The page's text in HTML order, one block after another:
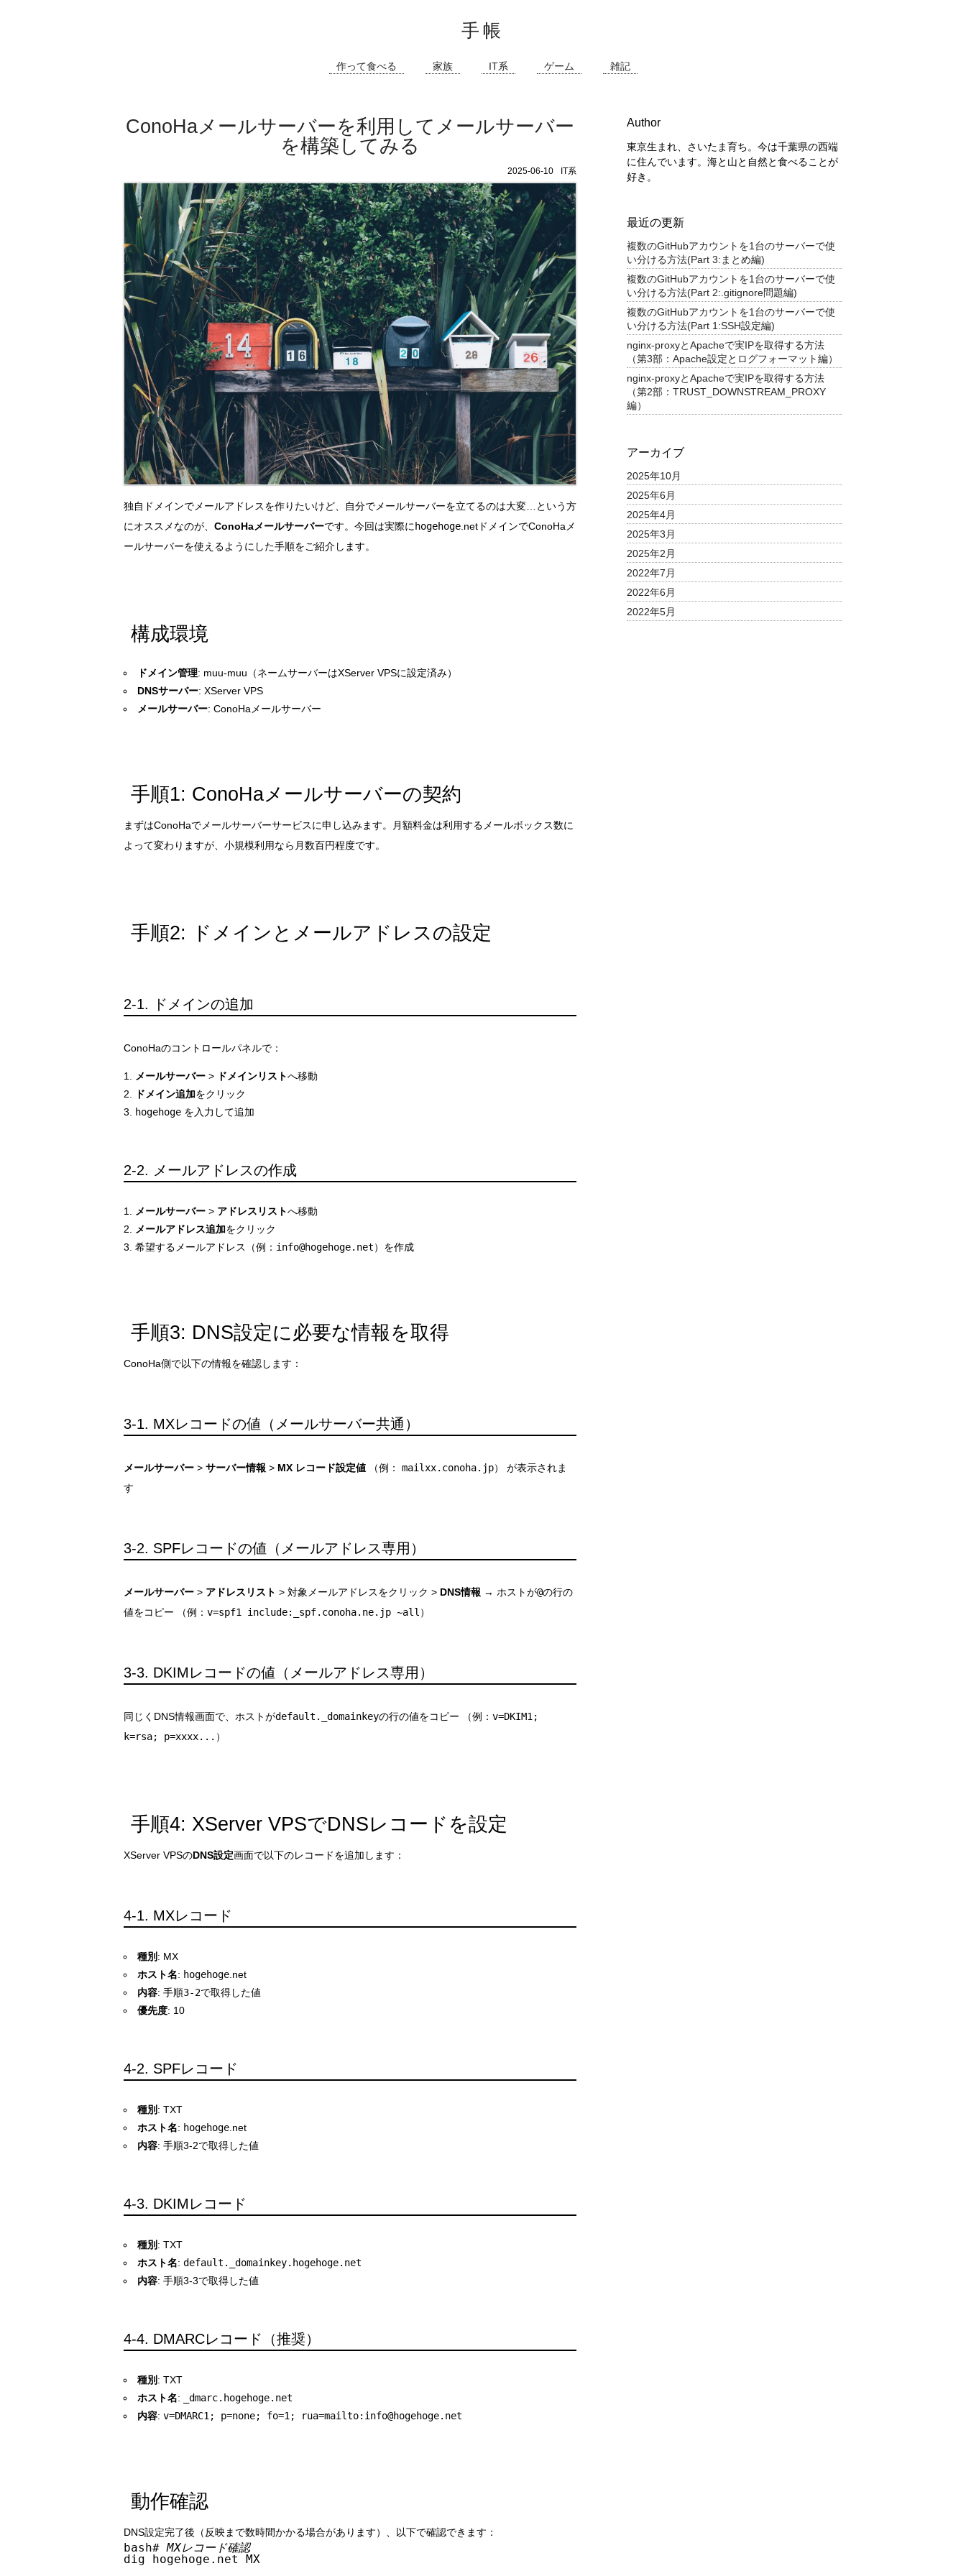
手帳
作って食べる 家族 IT系 ゲーム 雑記
ConoHaメールサーバーを利用してメールサーバー
を構築してみる
2025-06-10 IT系
独自ドメインでメールアドレスを作りたいけど、自分でメールサーバーを立てるのは大変…という方
にオススメなのが、 ConoHaメールサーバーです。今回は実際に hogehoge .netドメインでConoHaメ
ールサーバーを使えるようにした手順をご紹介します。
構成環境
ドメイン管理: muu-muu（ネームサーバーはXServer VPSに設定済み）
DNSサーバー: XServer VPS
メールサーバー: ConoHaメールサーバー
手順1: ConoHaメールサーバーの契約
まずはConoHaでメールサーバーサービスに申し込みます。月額料金は利用するメールボックス数に
よって変わりますが、小規模利用なら月数百円程度です。
手順2: ドメインとメールアドレスの設定
2-1. ドメインの追加
ConoHaのコントロールパネルで：
メールサーバー > ドメインリストへ移動
ドメイン追加をクリック
hogehoge を入力して追加
2-2. メールアドレスの作成
メールサーバー > アドレスリストへ移動
メールアドレス追加をクリック
希望するメールアドレス（例： info@hogehoge.net）を作成
手順3: DNS設定に必要な情報を取得
ConoHa側で以下の情報を確認します：
3-1. MXレコードの値（メールサーバー共通）
メールサーバー > サーバー情報 > MX レコード設定値 （例： mailxx.conoha.jp） が表示されま
す
3-2. SPFレコードの値（メールアドレス専用）
メールサーバー > アドレスリスト > 対象メールアドレスをクリック > DNS情報 → ホストが@の行の
値をコピー （例： v=spf1 include:_spf.conoha.ne.jp ~all ）
3-3. DKIMレコードの値（メールアドレス専用）
同じくDNS情報画面で、ホストがdefault._domainkeyの行の値をコピー （例： v=DKIM1;
k=rsa; p=xxxx... ）
手順4: XServer VPSでDNSレコードを設定
XServer VPSのDNS設定画面で以下のレコードを追加します：
4-1. MXレコード
種別 : MX
ホスト名: hogehoge .net
内容: 手順3-2で取得した値
優先度: 10
4-2. SPFレコード
種別 : TXT
ホスト名: hogehoge .net
内容: 手順3-2で取得した値
4-3. DKIMレコード
種別 : TXT
ホスト名: default._domainkey. hogehoge.net
内容: 手順3-3で取得した値
4-4. DMARCレコード（推奨）
種別 : TXT
ホスト名: _dmarc. hogehoge.net
内容: v=DMARC1; p=none; fo=1; rua=mailto:info@hogehoge.net
動作確認
DNS設定完了後（反映まで数時間かかる場合があります）、以下で確認できます：
bash# MXレコード確認
dig hogehoge.net MX
Author
東京生まれ、さいたま育ち。今は千葉県の西端
に住んでいます。海と山と自然と食べることが
好き。
最近の更新
複数のGitHubアカウントを1台のサーバーで使
い分ける方法(Part 3:まとめ編)
複数のGitHubアカウントを1台のサーバーで使
い分ける方法(Part 2:.gitignore問題編)
複数のGitHubアカウントを1台のサーバーで使
い分ける方法(Part 1:SSH設定編)
nginx-proxyとApacheで実IPを取得する方法
（第3部：Apache設定とログフォーマット編）
nginx-proxyとApacheで実IPを取得する方法
（第2部：TRUST_DOWNSTREAM_PROXY
編）
アーカイブ
2025年10月
2025年6月
2025年4月
2025年3月
2025年2月
2022年7月
2022年6月
2022年5月